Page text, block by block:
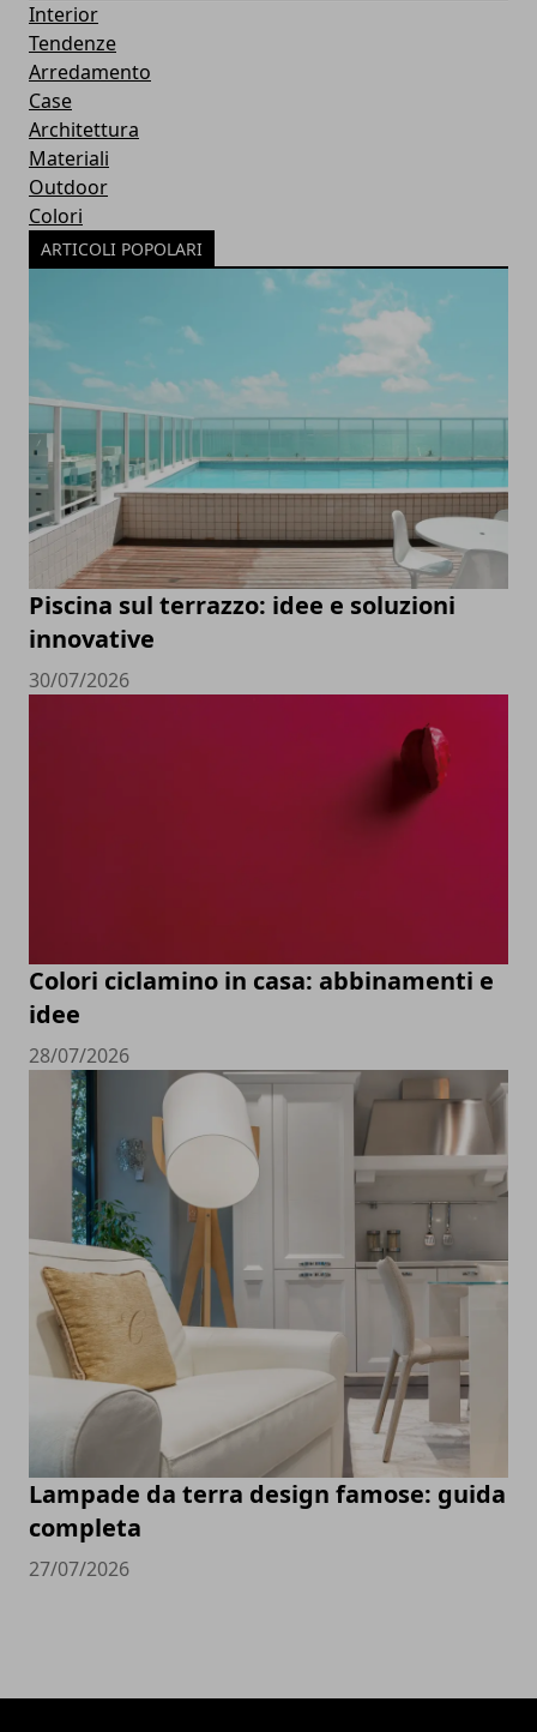
Interior
Tendenze
Arredamento
Case
Architettura
Materiali
Outdoor
Colori
ARTICOLI POPOLARI
Piscina sul terrazzo: idee e soluzioni
innovative
30/07/2026
Colori ciclamino in casa: abbinamenti e
idee
28/07/2026
Lampade da terra design famose: guida
completa
27/07/2026